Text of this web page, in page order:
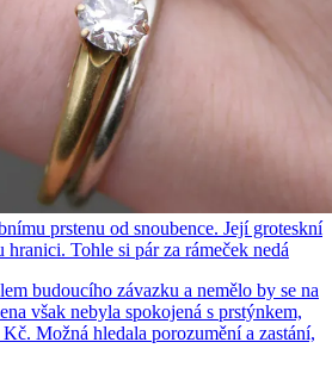
prstenu od snoubence. Její groteskní
hranici. Tohle si pár za rámeček nedá
budoucího závazku a nemělo by se na
však nebyla spokojená s prstýnkem,
Možná hledala porozumění a zastání,